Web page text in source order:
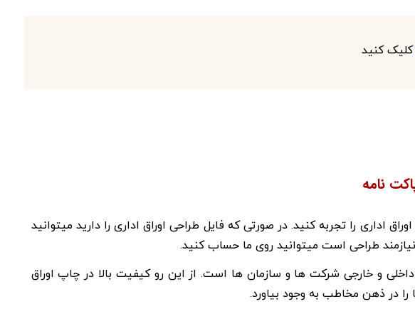
کلیک کنید
نامه
اداری را تجربه کنید. در صورتی که فایل طراحی اوراق اداری را دارید میتوانید
طراحی است میتوانید روی ما حساب کنید.
داخلی و خارجی شرکت ها و سازمان ها است. از این رو کیفیت بالا در چاپ اوراق
در ذهن مخاطب به وجود بیاورد.